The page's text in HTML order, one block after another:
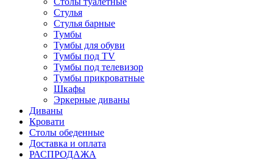
Стулья
Стулья барные
Тумбы
Тумбы для обуви
Тумбы под TV
Тумбы под телевизор
Тумбы прикроватные
Шкафы
Эркерные диваны
Диваны
Кровати
Столы обеденные
Доставка и оплата
РАСПРОДАЖА